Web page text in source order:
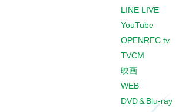
LINE LIVE
YouTube
OPENREC.tv
TVCM
映画
WEB
DVD＆Blu-ray